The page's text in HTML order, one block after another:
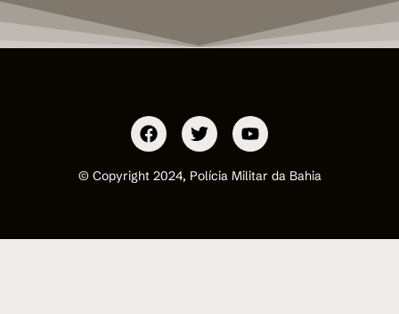
© Copyright 2024, Polícia Militar da Bahia